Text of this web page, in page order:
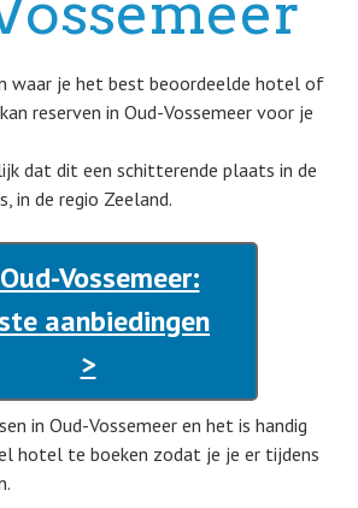
waar je het best beoordeelde hotel of
reserven in Oud-Vossemeer voor je
dat dit een schitterende plaats in de
in de regio Zeeland.
Vossemeer:
aanbiedingen
>
in Oud-Vossemeer en het is handig
hotel te boeken zodat je je er tijdens